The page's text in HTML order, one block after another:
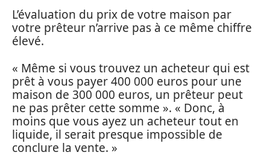
L’évaluation du prix de votre maison par
votre prêteur n’arrive pas à ce même chiffre
élevé.
« Même si vous trouvez un acheteur qui est
prêt à vous payer 400 000 euros pour une
maison de 300 000 euros, un prêteur peut
ne pas prêter cette somme ». « Donc, à
moins que vous ayez un acheteur tout en
liquide, il serait presque impossible de
conclure la vente. »